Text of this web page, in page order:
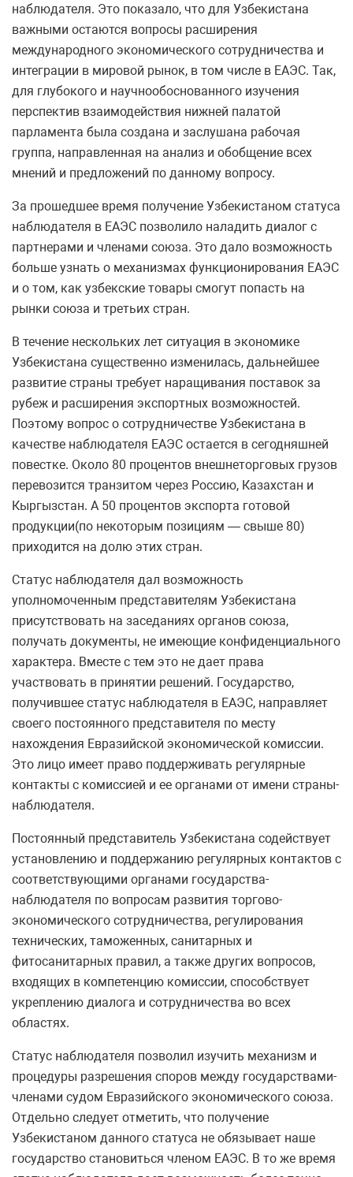
наблюдателя. Это показало, что для Узбекистана
важными остаются вопросы расширения
международного экономического сотрудничества и
интеграции в мировой рынок, в том числе в ЕАЭС. Так,
для глубокого и научнообоснованного изучения
перспектив взаимодействия нижней палатой
парламента была создана и заслушана рабочая
группа, направленная на анализ и обобщение всех
мнений и предложений по данному вопросу.
За прошедшее время получение Узбекистаном статуса
наблюдателя в ЕАЭС позволило наладить диалог с
партнерами и членами союза. Это дало возможность
больше узнать о механизмах функционирования ЕАЭС
и о том, как узбекские товары смогут попасть на
рынки союза и третьих стран.
В течение нескольких лет ситуация в экономике
Узбекистана существенно изменилась, дальнейшее
развитие страны требует наращивания поставок за
рубеж и расширения экспортных возможностей.
Поэтому вопрос о сотрудничестве Узбекистана в
качестве наблюдателя ЕАЭС остается в сегодняшней
повестке. Около 80 процентов внешнеторговых грузов
перевозится транзитом через Россию, Казахстан и
Кыргызстан. А 50 процентов экспорта готовой
продукции(по некоторым позициям — свыше 80)
приходится на долю этих стран.
Статус наблюдателя дал возможность
уполномоченным представителям Узбекистана
присутствовать на заседаниях органов союза,
получать документы, не имеющие конфиденциального
характера. Вместе с тем это не дает права
участвовать в принятии решений. Государство,
получившее статус наблюдателя в ЕАЭС, направляет
своего постоянного представителя по месту
нахождения Евразийской экономической комиссии.
Это лицо имеет право поддерживать регулярные
контакты с комиссией и ее органами от имени страны-
наблюдателя.
Постоянный представитель Узбекистана содействует
установлению и поддержанию регулярных контактов с
соответствующими органами государства-
наблюдателя по вопросам развития торгово-
экономического сотрудничества, регулирования
технических, таможенных, санитарных и
фитосанитарных правил, а также других вопросов,
входящих в компетенцию комиссии, способствует
укреплению диалога и сотрудничества во всех
областях.
Статус наблюдателя позволил изучить механизм и
процедуры разрешения споров между государствами-
членами судом Евразийского экономического союза.
Отдельно следует отметить, что получение
Узбекистаном данного статуса не обязывает наше
государство становиться членом ЕАЭС. В то же время